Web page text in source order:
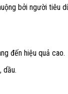
bởi người tiêu
đến hiệu quả cao.
dầu.